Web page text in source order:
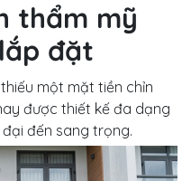
thẩm mỹ
đặt
một mặt tiền chỉn
được thiết kế đa dạng
đến sang trọng.